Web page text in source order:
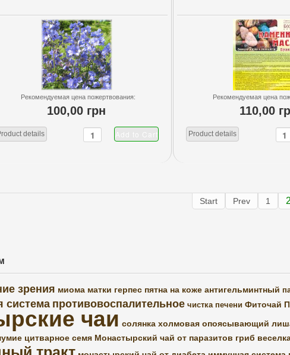
Рекомендуемая цена пожертвования:
100,00 грн
details
Рекомендуемая цена
110,00
Product details
Start Prev 1 2
зрения миома матки герпес пятна на коже антигельминтный
система противовоспалительное чистка печени Фиточай
чаи солянка холмовая опоясывающий
цитварное семя Монастырский чай от паразитов гриб